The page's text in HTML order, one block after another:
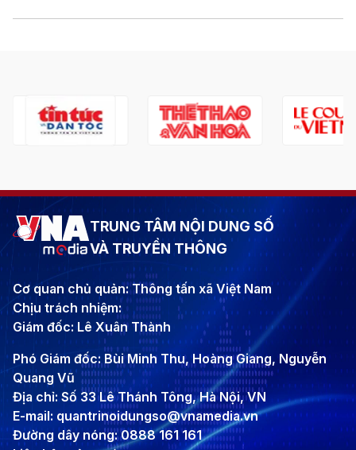
TRUNG TÂM NỘI DUNG SỐ
VÀ TRUYỀN THÔNG
Cơ quan chủ quản: Thông tấn xã Việt Nam
Chịu trách nhiệm:
Giám đốc: Lê Xuân Thành
Phó Giám đốc: Bùi Minh Thu, Hoàng Giang, Nguyễn
Quang Vũ
Địa chỉ: Số 33 Lê Thánh Tông, Hà Nội, VN
E-mail: quantrinoidungso@vnamedia.vn
Đường dây nóng: 0888 161 161